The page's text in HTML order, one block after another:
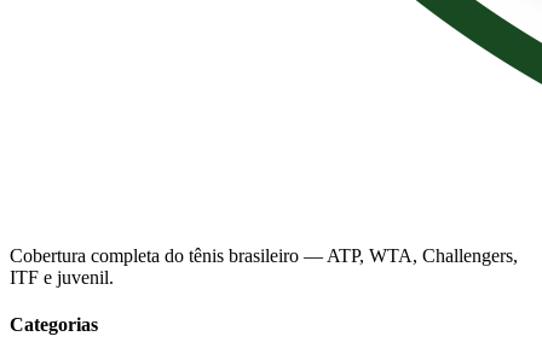
Cobertura completa do tênis brasileiro — ATP, WTA, Challengers,
ITF e juvenil.
Categorias